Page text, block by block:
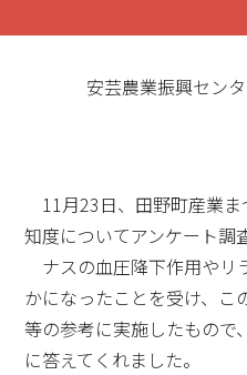
安芸農業振興セン
11月23日、田野町産業
知度についてアンケート調
ナスの血圧降下作用やリ
かになったことを受け、こ
等の参考に実施したもので
に答えてくれました。